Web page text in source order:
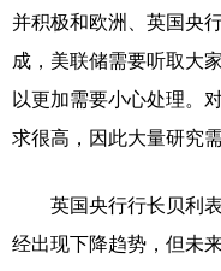
并积极和欧洲、英国央
成，美联储需要听取大
以更加需要小心处理。
求很高，因此大量研究
英国央行行长贝利表
经出现下降趋势，但未